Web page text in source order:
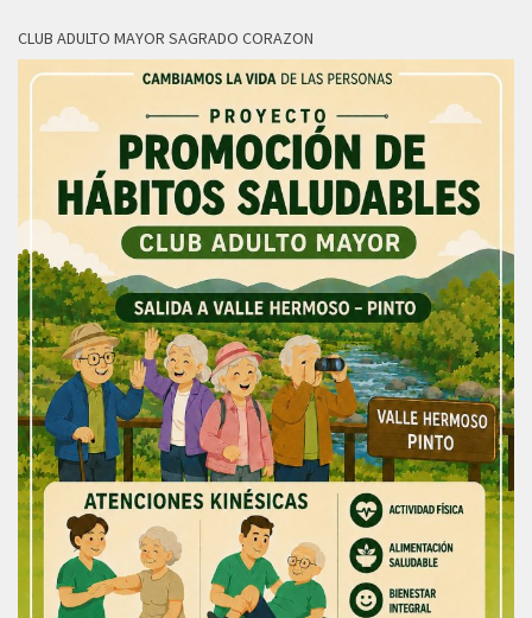
CLUB ADULTO MAYOR SAGRADO CORAZON